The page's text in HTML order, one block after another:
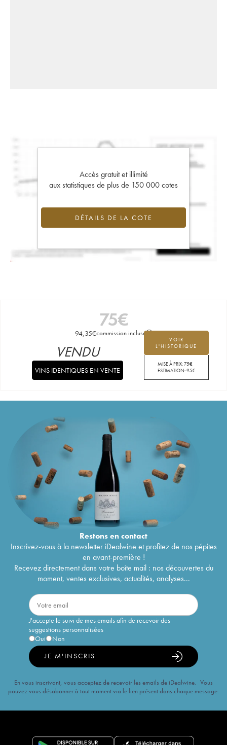
Accès gratuit et illimité
aux statistiques de plus de 150 000 cotes
DÉTAILS DE LA COTE
75€
94,35€commission incluse
VOIR
L'HISTORIQUE
MISE À PRIX:75€
ESTIMATION:95€
VENDU
VINS IDENTIQUES EN VENTE
Restons encontact
Inscrivez-vous à la newsletter iDealwine et profitez de nos pépites
en avant-première !
Recevez directement dans votre boîte mail : nos découvertes du
moment, ventes exclusives, actualités, analyses...
J'accepte le suivi de mes emails afin de recevoir des
suggestions personnalisées
Oui
Non
JE M'INSCRIS
En vous inscrivant, vous acceptez de recevoir les emails de iDealwine. Vous
pouvez vous désabonner à tout moment via le lien présent dans chaque message.